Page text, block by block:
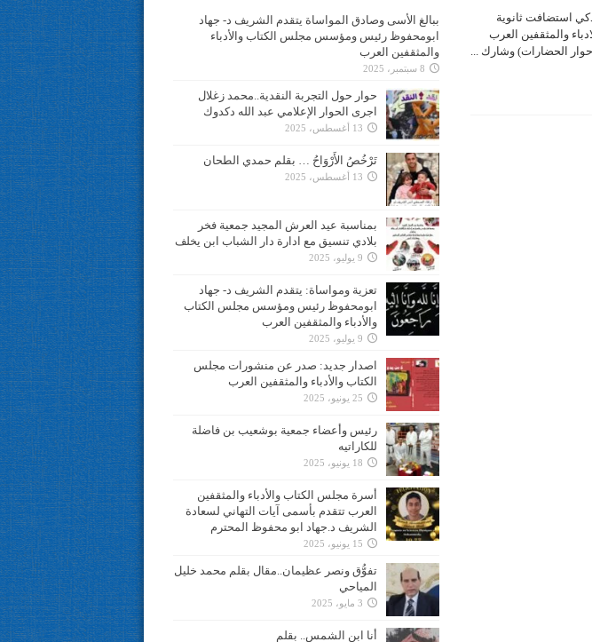
دكي استضافت ثانوية
والمثقفين العرب
ببالغ الأسى وصادق المواساة يتقدم الشريف د- جهاد
ابومحفوظ رئيس ومؤسس مجلس الكتاب والأدباء
والمثقفين العرب
8 سبتمبر، 2025
حوار حول التجربة النقدية..محمد زغلال
اجرى الحوار الإعلامي عبد الله دكدوك
13 أغسطس، 2025
تَرْخُصُ الأَرْوَاحُ … بقلم حمدي الطحان
13 أغسطس، 2025
بمناسبة عيد العرش المجيد جمعية فخر
بلادي تنسيق مع ادارة دار الشباب ابن يخلف
9 يوليو، 2025
تعزية ومواساة: يتقدم الشريف د- جهاد
ابومحفوظ رئيس ومؤسس مجلس الكتاب
والأدباء والمثقفين العرب
9 يوليو، 2025
اصدار جديد: صدر عن منشورات مجلس
الكتاب والأدباء والمثقفين العرب
25 يونيو، 2025
رئيس وأعضاء جمعية بوشعيب بن فاضلة
للكاراتيه
18 يونيو، 2025
أسرة مجلس الكتاب والأدباء والمثقفين
العرب تتقدم بأسمى آيات التهاني لسعادة
الشريف د.جهاد ابو محفوظ المحترم
15 يونيو، 2025
تفوُّق ونصر عظيمان..مقال بقلم محمد خليل
المياحي
3 مايو، 2025
أنا ابن الشمس.. بقلم